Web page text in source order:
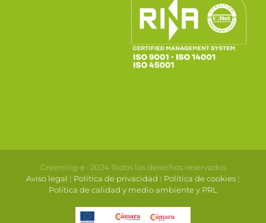
Greening-e · 2024 Todos los derechos reservados
Aviso legal | Política de privacidad | Política de cookies |
Política de calidad y medio ambiente y PRL